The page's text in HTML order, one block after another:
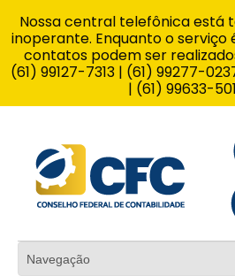
Nossa central telefônica está
inoperante. Enquanto o serviço
contatos podem ser
(61) 99127-7313 | (61) 99277-
| (61) 99633-